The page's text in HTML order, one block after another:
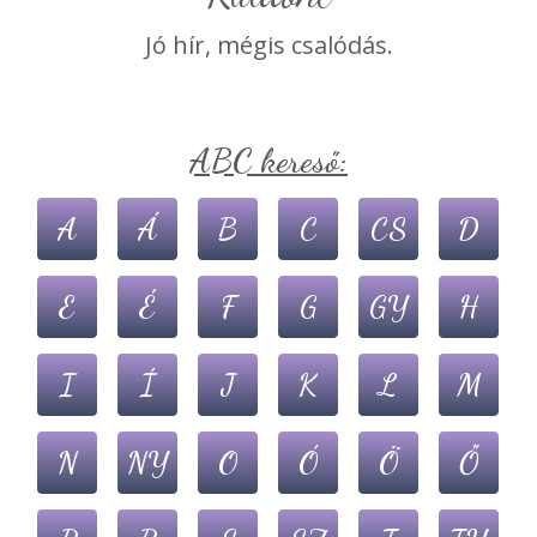
Jó hír, mégis csalódás.
ABC kereső:
A Á B C CS D
E É F G GY H
I Í J K L M
N NY O Ó Ö Ő